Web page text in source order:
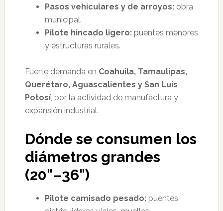
Pasos vehiculares y de arroyos:obra
municipal.
Pilote hincado ligero:puentes menores
y estructuras rurales.
Fuerte demanda en Coahuila, Tamaulipas,
Querétaro, Aguascalientes y San Luis
Potosí, por la actividad de manufactura y
expansión industrial.
Dónde se consumen los
diámetros grandes
(20"–36")
Pilote camisado pesado:puentes,